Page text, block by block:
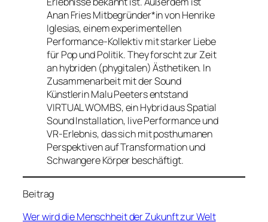
Anan Fries Mitbegründer*in von Henrike
Iglesias, einem experimentellen
Performance-Kollektiv mit starker Liebe
für Pop und Politik. They forscht zur Zeit
an hybriden (phygitalen) Ästhetiken. In
Zusammenarbeit mit der Sound
Künstlerin Malu Peeters entstand
VIRTUAL WOMBS, ein Hybrid aus Spatial
Sound Installation, live Performance und
VR-Erlebnis, das sich mit posthumanen
Perspektiven auf Transformation und
Schwangere Körper beschäftigt.
Beitrag
Wer wird die Menschheit der Zukunft zur Welt